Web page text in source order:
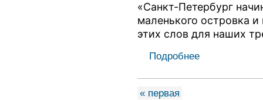
«Санкт-Петербург
маленького островка
этих слов для наших
Подробнее
« первая